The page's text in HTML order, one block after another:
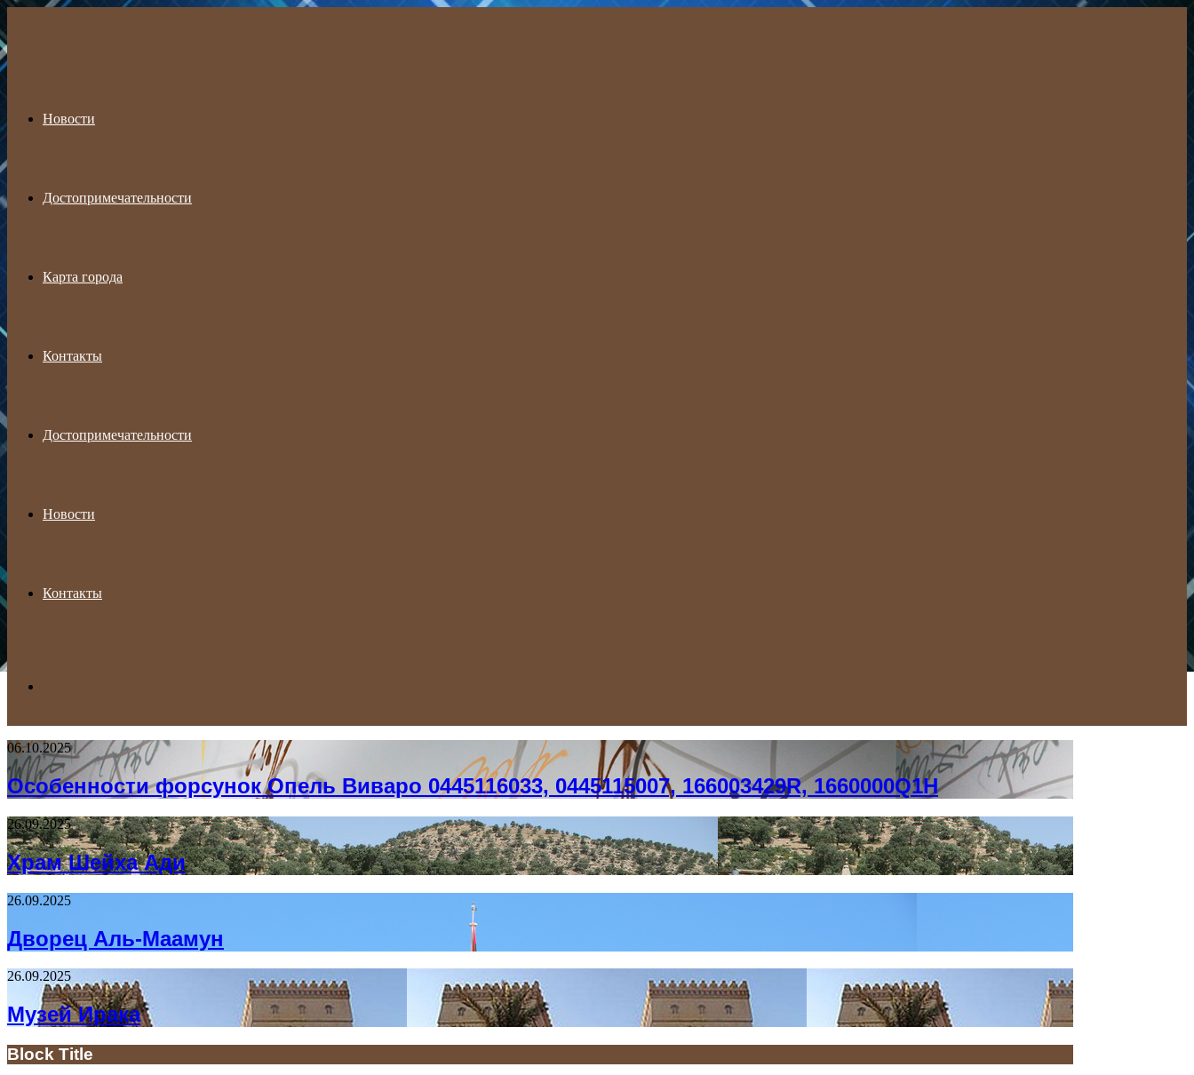
Menu
Новости
Достопримечательности
Карта города
Контакты
Достопримечательности
Новости
Контакты
for
06.10.2025
Особенности форсунок Опель Виваро 0445116033, 0445115007, 166003429R, 1660000Q1H
26.09.2025
Храм Шейха Ади
26.09.2025
Дворец Аль-Маамун
26.09.2025
Музей Ирака
Block Title